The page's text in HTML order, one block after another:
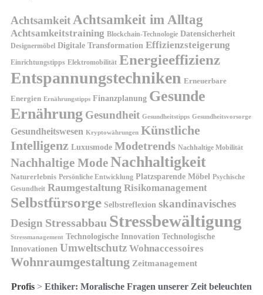
AchtsamkeitAchtsamkeit im Alltag
Achtsamkeitstraining Blockchain-Technologie Datensicherheit
Designermöbel Digitale Transformation Effizienzsteigerung
Einrichtungstipps Elektromobilität Energieeffizienz
Entspannungstechniken Erneuerbare
Energien Ernährungstipps Finanzplanung Gesunde
Ernährung Gesundheit Gesundheitstipps Gesundheitsvorsorge
Gesundheitswesen Kryptowährungen Künstliche
Intelligenz Luxusmode Modetrends Nachhaltige Mobilität
Nachhaltige ModeNachhaltigkeit
Naturerlebnis Persönliche Entwicklung Platzsparende Möbel Psychische
Gesundheit Raumgestaltung Risikomanagement
Selbstfürsorge Selbstreflexion skandinavisches
Design Stressabbau Stressbewältigung
Stressmanagement Technologische Innovation Technologische
Innovationen Umweltschutz Wohnaccessoires
Wohnraumgestaltung Zeitmanagement
Profis > Ethiker: Moralische Fragen unserer Zeit beleuchten